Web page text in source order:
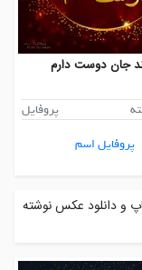
جان دوست دارم
پروفایل
پروفایل اسم
و دانلود عکس نوشته